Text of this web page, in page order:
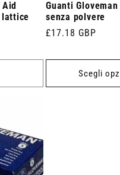
lattice
Guanti
senza polvere
Prezzo
listino
£17.18 GBP
Scegli